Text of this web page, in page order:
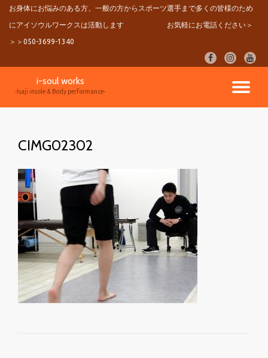
ン
お身体にお悩みのある方、一般の方からスポーツ選手まで多くの皆様のため
にアイソウルワークスは活動します お気軽にお電話ください＞
＞＞050-3699-1340
fa-
facebook
fa-
instagram
fa-
ナ
i-soul works
-Isaji insole & Body performance-
CIMG02302